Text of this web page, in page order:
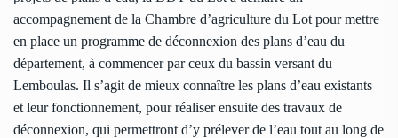
accompagnement de la Chambre d’agriculture du Lot pour mettre
en place un programme de déconnexion des plans d’eau du
département, à commencer par ceux du bassin versant du
Lemboulas. Il s’agit de mieux connaître les plans d’eau existants
et leur fonctionnement, pour réaliser ensuite des travaux de
déconnexion, qui permettront d’y prélever de l’eau tout au long de